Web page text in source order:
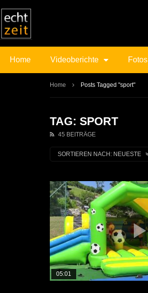
Home Videoberichte Fotos
Home Posts Tagged "sport"
TAG: SPORT
45 BEITRÄGE
SORTIEREN NACH: NEUESTE
05:01